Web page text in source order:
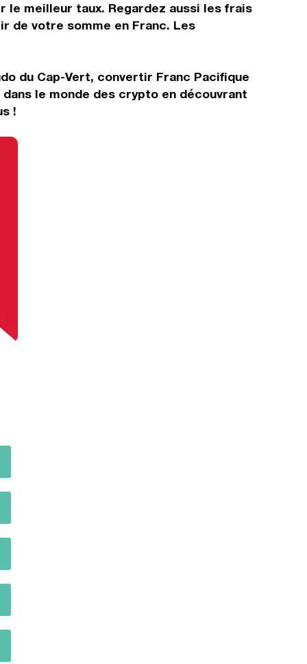
le meilleur taux. Regardez aussi les frais
de votre somme en Franc. Les
du Cap-Vert, convertir Franc Pacifique
le monde des crypto en découvrant
!